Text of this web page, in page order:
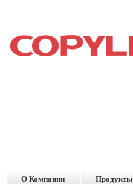
О Компании Продукты